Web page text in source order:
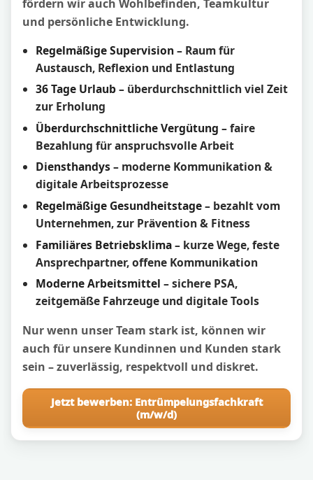
fördern wir auch Wohlbefinden, Teamkultur
und persönliche Entwicklung.
Regelmäßige Supervision– Raum für
Austausch, Reflexion und Entlastung
36 Tage Urlaub– überdurchschnittlich viel Zeit
zur Erholung
Überdurchschnittliche Vergütung – faire
Bezahlung für anspruchsvolle Arbeit
Diensthandys– moderne Kommunikation &
digitale Arbeitsprozesse
Regelmäßige Gesundheitstage– bezahlt vom
Unternehmen, zur Prävention & Fitness
Familiäres Betriebsklima– kurze Wege, feste
Ansprechpartner, offene Kommunikation
Moderne Arbeitsmittel – sichere PSA,
zeitgemäße Fahrzeuge und digitale Tools
Nur wenn unser Team stark ist, können wir
auch für unsere Kundinnen und Kunden stark
sein – zuverlässig, respektvoll und diskret.
Jetzt bewerben: Entrümpelungsfachkraft
(m/w/d)